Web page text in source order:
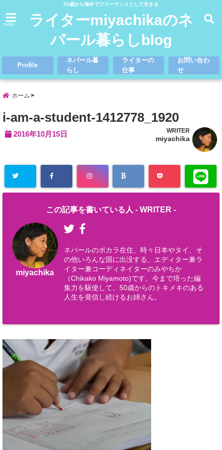
50歳から海外でフリーランスとして生きる
menu
ライターmiyachikaのネ
パール暮らしblog
Profile
ネパール暮
らし
ライターの
仕事
お問い合わ
せ
ホーム
i-am-a-student-1412778_1920
2016年10月15日 WRITER
miyachika
この記事を書いている人 - WRITER -
miyachika
ネパールのポカラ在住、時々日本やタイ、そ
の他いろんな国に出没する、エディター兼ラ
イター兼コーディネイターのみやちか
（Chikako Miyamoto)です。今まで培った編
集力を駆使して、50歳からのトキメキのある
人生を発信し続けるお姉さん。